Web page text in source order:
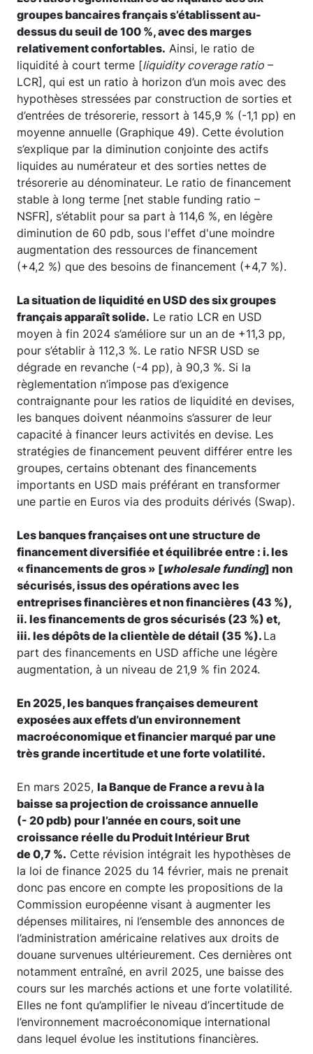
groupes bancaires français s’établissent au-
dessus du seuil de 100 %, avec des marges
relativement confortables. Ainsi, le ratio de
liquidité à court terme [liquidity coverage ratio –
LCR], qui est un ratio à horizon d’un mois avec des
hypothèses stressées par construction de sorties et
d’entrées de trésorerie, ressort à 145,9 % (-1,1 pp) en
moyenne annuelle (Graphique 49). Cette évolution
s’explique par la diminution conjointe des actifs
liquides au numérateur et des sorties nettes de
trésorerie au dénominateur. Le ratio de financement
stable à long terme [net stable funding ratio –
NSFR], s’établit pour sa part à 114,6 %, en légère
diminution de 60 pdb, sous l'effet d'une moindre
augmentation des ressources de financement
(+4,2 %) que des besoins de financement (+4,7 %).
La situation de liquidité en USD des six groupes
français apparaît solide. Le ratio LCR en USD
moyen à fin 2024 s’améliore sur un an de +11,3 pp,
pour s’établir à 112,3 %. Le ratio NFSR USD se
dégrade en revanche (-4 pp), à 90,3 %. Si la
règlementation n’impose pas d’exigence
contraignante pour les ratios de liquidité en devises,
les banques doivent néanmoins s’assurer de leur
capacité à financer leurs activités en devise. Les
stratégies de financement peuvent différer entre les
groupes, certains obtenant des financements
importants en USD mais préférant en transformer
une partie en Euros via des produits dérivés (Swap).
Les banques françaises ont une structure de
financement diversifiée et équilibrée entre : i. les
« financements de gros » [wholesale funding] non
sécurisés, issus des opérations avec les
entreprises financières et non financières (43 %),
ii. les financements de gros sécurisés (23 %) et,
iii. les dépôts de la clientèle de détail (35 %). La
part des financements en USD affiche une légère
augmentation, à un niveau de 21,9 % fin 2024.
En 2025, les banques françaises demeurent
exposées aux effets d’un environnement
macroéconomique et financier marqué par une
très grande incertitude et une forte volatilité.
En mars 2025, la Banque de France a revu à la
baisse sa projection de croissance annuelle
(- 20 pdb) pour l’année en cours, soit une
croissance réelle du Produit Intérieur Brut
de 0,7 %. Cette révision intégrait les hypothèses de
la loi de finance 2025 du 14 février, mais ne prenait
donc pas encore en compte les propositions de la
Commission européenne visant à augmenter les
dépenses militaires, ni l’ensemble des annonces de
l’administration américaine relatives aux droits de
douane survenues ultérieurement. Ces dernières ont
notamment entraîné, en avril 2025, une baisse des
cours sur les marchés actions et une forte volatilité.
Elles ne font qu’amplifier le niveau d’incertitude de
l’environnement macroéconomique international
dans lequel évolue les institutions financières.